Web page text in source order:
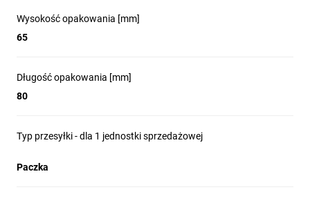
Wysokość opakowania [mm]
65
Długość opakowania [mm]
80
Typ przesyłki - dla 1 jednostki sprzedażowej
Paczka